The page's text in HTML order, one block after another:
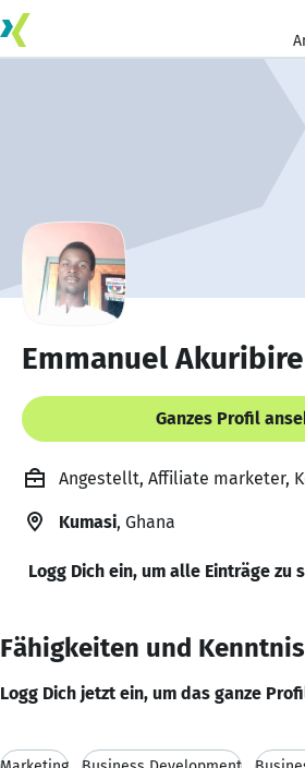
Emmanuel Akuribire
Ganzes Profil
Angestellt, Affiliate marketer,
Kumasi, Ghana
Logg Dich ein, um alle Einträge zu
Fähigkeiten und
Logg Dich jetzt ein, um das ganze